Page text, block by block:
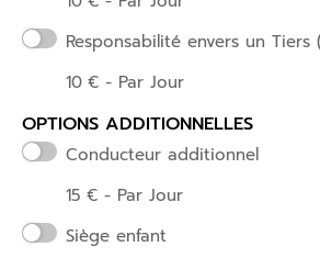
Responsabilité envers un Tiers
10 € - Par Jour
OPTIONS ADDITIONNELLES
Conducteur additionnel
15 € - Par Jour
Siège enfant